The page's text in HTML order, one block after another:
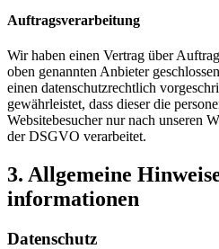
Auftragsverarbeitung
Wir haben einen Vertrag über
oben genannten Anbieter
einen datenschutzrechtlich
gewährleistet, dass dieser die
Websitebesucher nur nach unseren
der DSGVO verarbeitet.
3. Allgemeine
informationen
Datenschutz